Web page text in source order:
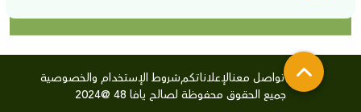
جميع الحقوق محفوظة لصالح يافا 48 @2024
من نحنتواصل معنالإعلاناتكمشروط الإستخدام والخصوصية